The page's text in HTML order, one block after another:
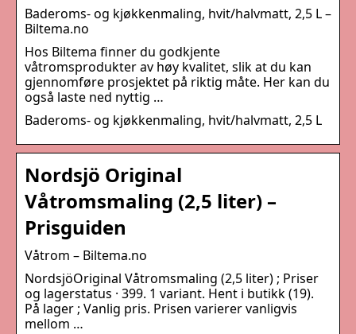
Baderoms- og kjøkkenmaling, hvit/halvmatt, 2,5 L –
Biltema.no
Hos Biltema finner du godkjente
våtromsprodukter av høy kvalitet, slik at du kan
gjennomføre prosjektet på riktig måte. Her kan du
også laste ned nyttig …
Baderoms- og kjøkkenmaling, hvit/halvmatt, 2,5 L
Nordsjö Original
Våtromsmaling (2,5 liter) –
Prisguiden
Våtrom – Biltema.no
NordsjöOriginal Våtromsmaling (2,5 liter) ; Priser
og lagerstatus · 399. 1 variant. Hent i butikk (19).
På lager ; Vanlig pris. Prisen varierer vanligvis
mellom …